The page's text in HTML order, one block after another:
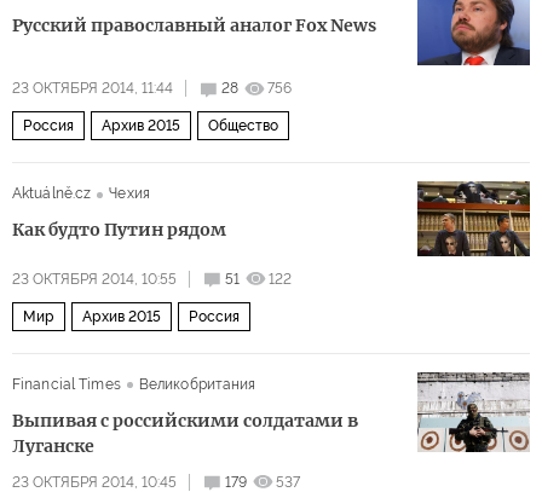
Русский православный аналог Fox News
23 ОКТЯБРЯ 2014, 11:44 28 756
Россия Архив 2015 Общество
Aktuálně.cz Чехия
Как будто Путин рядом
23 ОКТЯБРЯ 2014, 10:55 51 122
Мир Архив 2015 Россия
Financial Times Великобритания
Выпивая с российскими солдатами в
Луганске
23 ОКТЯБРЯ 2014, 10:45 179 537